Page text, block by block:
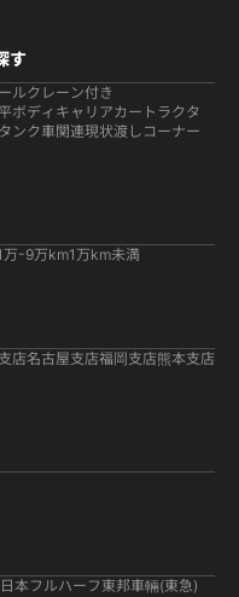
す
ルクレーン付き
ボディ キャリアカー トラクタ
タンク車関連現状渡しコーナー
万-9万km1万km未満
店名古屋支店福岡支店熊本支店
日本フルハーフ 東邦車輛(東急)